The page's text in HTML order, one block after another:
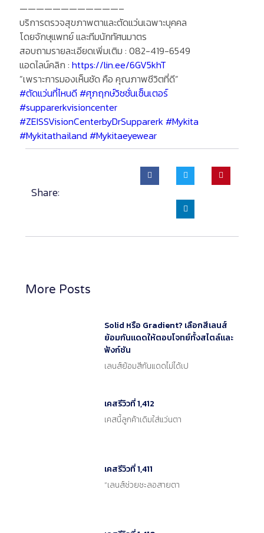
————————————–
บริการตรวจสุขภาพตาและตัดแว่นเฉพาะบุคคล
โดยจักษุแพทย์ และทีมนักทัศนมาตร
สอบถามรายละเอียดเพิ่มเติม : 082-419-6549
แอดไลน์คลิก : https://lin.ee/6GV5khT
”เพราะการมองเห็นชัด คือ คุณภาพชีวิตที่ดี”
#ตัดแว่นที่ไหนดี #ศุภฤกษ์วิชชั่นเซ็นเตอร์
#supparerkvisioncenter
#ZEISSVisionCenterbyDrSupparerk #Mykita
#Mykitathailand #Mykitaeyewear
Share:
More Posts
Solid หรือ Gradient? เลือกสีเลนส์
ย้อมกันแดดให้ตอบโจทย์ทั้งสไตล์และ
ฟังก์ชัน
เลนส์ย้อมสีกันแดดไม่ได้เป
เคสรีวิวที่ 1,412
เคสนี้ลูกค้าเดิมใส่แว่นตา
เคสรีวิวที่ 1,411
“เลนส์ช่วยชะลอสายตา